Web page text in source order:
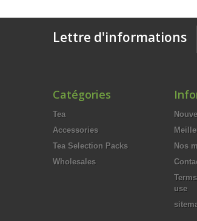
Lettre d'informations
Catégories
Tea
Accessories
Tea Selection Packs
Wholesales
Nos
use